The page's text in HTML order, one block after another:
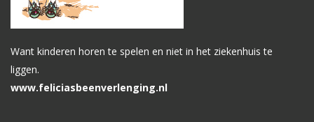
Want kinderen horen te spelen en niet in het ziekenhuis te
liggen.
www.feliciasbeenverlenging.nl